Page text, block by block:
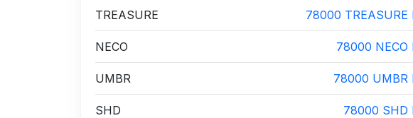
TREASURE 78000 TREASURE
NECO 78000 NECO
UMBR 78000 UMBR
SHD 78000 SHD